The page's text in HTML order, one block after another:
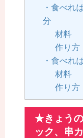
・食べ
分
材料
作り方
・食べ
材料
作り方
★きょう
ック、串